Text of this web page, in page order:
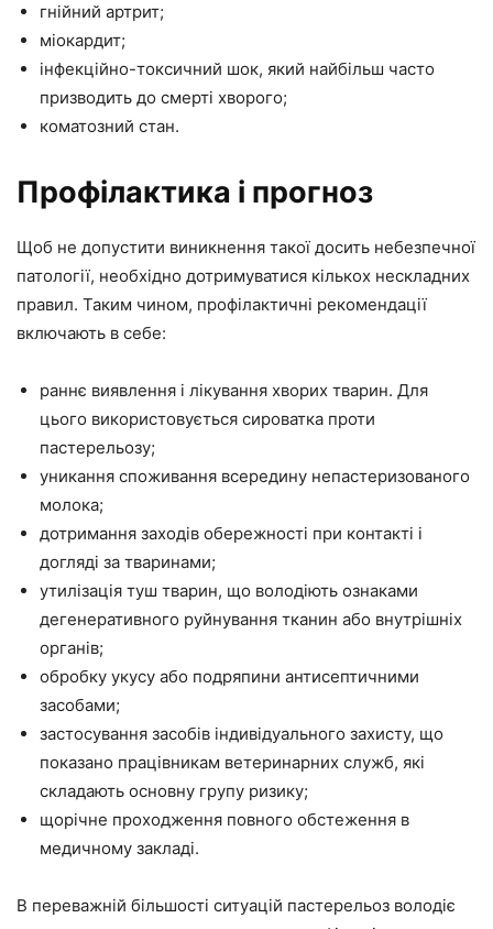
гнійний артрит;
міокардит;
інфекційно-токсичний шок, який найбільш часто
призводить до смерті хворого;
коматозний стан.
Профілактика і прогноз
Щоб не допустити виникнення такої досить небезпечної
патології, необхідно дотримуватися кількох нескладних
правил. Таким чином, профілактичні рекомендації
включають в себе:
раннє виявлення і лікування хворих тварин. Для
цього використовується сироватка проти
пастерельозу;
уникання споживання всередину непастеризованого
молока;
дотримання заходів обережності при контакті і
догляді за тваринами;
утилізація туш тварин, що володіють ознаками
дегенеративного руйнування тканин або внутрішніх
органів;
обробку укусу або подряпини антисептичними
засобами;
застосування засобів індивідуального захисту, що
показано працівникам ветеринарних служб, які
складають основну групу ризику;
щорічне проходження повного обстеження в
медичному закладі.
В переважній більшості ситуацій пастерельоз володіє